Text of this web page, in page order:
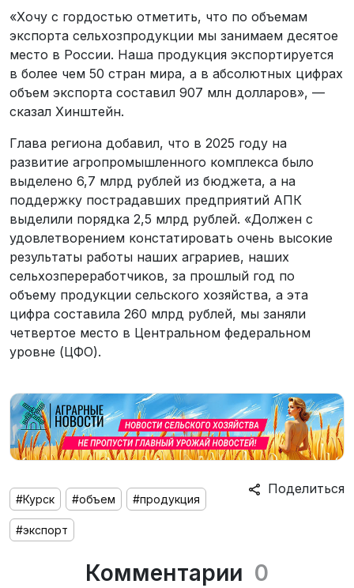
«Хочу с гордостью отметить, что по объемам
экспорта сельхозпродукции мы занимаем десятое
место в России. Наша продукция экспортируется
в более чем 50 стран мира, а в абсолютных цифрах
объем экспорта составил 907 млн долларов», —
сказал Хинштейн.
Глава региона добавил, что в 2025 году на
развитие агропромышленного комплекса было
выделено 6,7 млрд рублей из бюджета, а на
поддержку пострадавших предприятий АПК
выделили порядка 2,5 млрд рублей. «Должен с
удовлетворением констатировать очень высокие
результаты работы наших аграриев, наших
сельхозпереработчиков, за прошлый год по
объему продукции сельского хозяйства, а эта
цифра составила 260 млрд рублей, мы заняли
четвертое место в Центральном федеральном
уровне (ЦФО).
Поделиться
#Курск #объем #продукция
#экспорт
Комментарии 0